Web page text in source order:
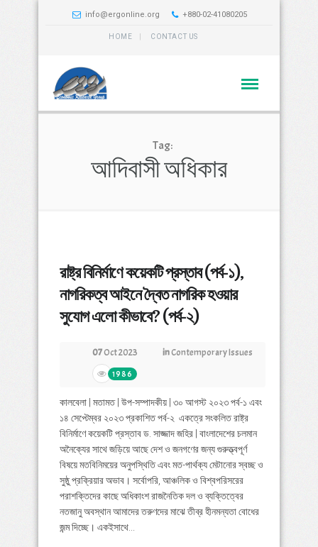
info@ergonline.org +880-02-41080205
HOME CONTACT US
Tag:
আদিবাসী অধিকার
রাষ্ট্র বিনির্মাণে কয়েকটি প্রস্তাব (পর্ব-১),
নাগরিকত্ব আইনে দ্বৈত নাগরিক হওয়ার
সুযোগ এলো কীভাবে? (পর্ব-২)
07Oct 2023 inContemporary Issues
1986
কালবেলা | মতামত | উপ-সম্পাদকীয় | ৩০ আগস্ট ২০২৩ পর্ব-১ এবং
১৪ সেপ্টেম্বর ২০২৩ প্রকাশিত পর্ব-২ একত্রে সংকলিত রাষ্ট্র
বিনির্মাণে কয়েকটি প্রস্তাব ড. সাজ্জাদ জহির | বাংলাদেশের চলমান
অনৈক্যের সাথে জড়িয়ে আছে দেশ ও জনগণের জন্য গুরুত্ত্বপূর্ণ
বিষয়ে মতবিনিময়ের অনুপস্থিতি এবং মত-পার্থক্য মেটানোর স্বচ্ছ ও
সুষ্ঠু প্রক্রিয়ার অভাব। সর্বোপরি, আঞ্চলিক ও বিশ্বপরিসরের
পরাশক্তিদের কাছে অধিকাংশ রাজনৈতিক দল ও ব্যক্তিত্বের
নতজানু অবস্থান আমাদের তরুণদের মাঝে তীব্র হীনমন্যতা বোধের
জন্ম দিচ্ছে। একইসাথে...